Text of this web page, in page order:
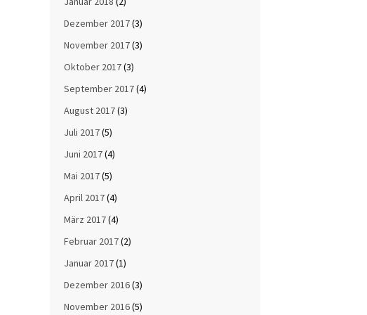
Dezember 2017(3)
November 2017(3)
Oktober 2017(3)
September 2017(4)
August 2017(3)
Juli 2017(5)
Juni 2017(4)
Mai 2017(5)
April 2017(4)
März 2017(4)
Februar 2017(2)
Januar 2017(1)
Dezember 2016(3)
November 2016(5)